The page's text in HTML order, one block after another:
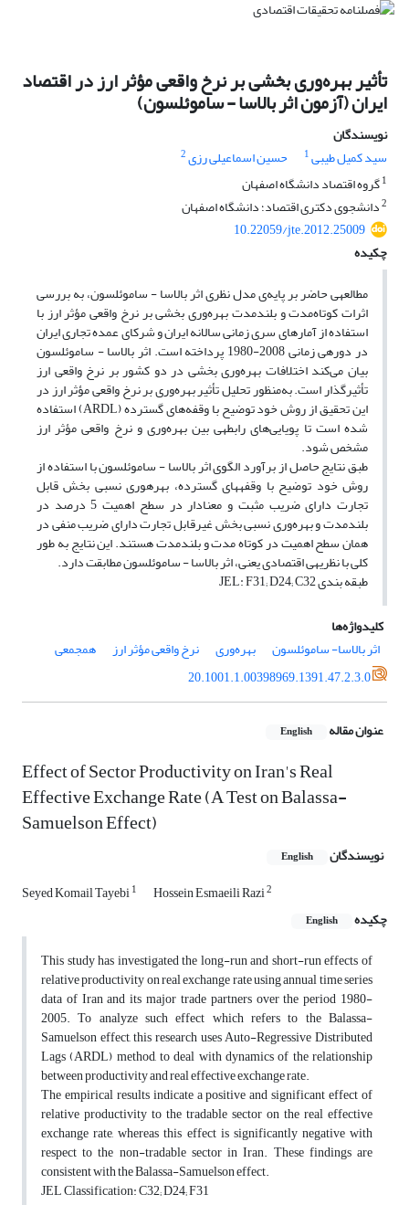
تأثیر بهره‌وری بخشی بر نرخ واقعی مؤثر ارز در اقتصاد
ایران (آزمون اثر بالاسا - ساموئلسون)
نویسندگان
سید کمیل طیبی1 حسین اسماعیلی رزی2
1گروه اقتصاد دانشگاه اصفهان
2دانشجوی دکتری اقتصاد؛ دانشگاه اصفهان
10.22059/jte.2012.25009
چکیده
مطالعه‎ی حاضر بر پایه‌ی مدل نظری اثر بالاسا - ساموئلسون، به بررسی
اثرات کوتاه‌مدت و بلندمدت بهره‌وری بخشی بر نرخ واقعی مؤثر ارز با
استفاده از آمارهای سری زمانی سالانه ایران و شرکای عمده تجاری ایران
در دوره‎ی زمانی 2008-1980 پرداخته است. اثر بالاسا - ساموئلسون
بیان می‌کند اختلافات بهره‌وری بخشی در دو کشور بر نرخ واقعی ارز
تأثیرگذار است. به‌منظور تحلیل تأثیر بهره‌وری بر نرخ واقعی مؤثر ارز در
این تحقیق از روش خود توضیح با وقفه‌های گسترده (ARDL) استفاده
شده است تا پویایی‌های رابطه‎ی بین بهره‌وری و نرخ واقعی مؤثر ارز
مشخص شود.
طبق نتایج حاصل از برآورد الگوی اثر بالاسا - ساموئلسون با استفاده از
روش خود توضیح با وقفه‎های گسترده، بهره‎وری نسبی بخش قابل
تجارت دارای ضریب مثبت و معنادار در سطح اهمیت 5 درصد در
بلندمدت و بهره‌وری نسبی بخش غیرقابل تجارت دارای ضریب منفی در
همان سطح اهمیت در کوتاه مدت و بلندمدت هستند. این نتایج به طور
کلی با نظریه‎ی اقتصادی یعنی، اثر بالاسا - ساموئلسون مطابقت دارد.
طبقه بندی JEL: F31; D24; C32
کلیدواژه‌ها
اثر بالاسا- ساموئلسون
بهره‌وری نرخ واقعی مؤثر ارز
هم‎جمعی
20.1001.1.00398969.1391.47.2.3.0
عنوان مقاله English
Effect of Sector Productivity on Iran's Real
Effective Exchange Rate (A Test on Balassa-
Samuelson Effect)
نویسندگان English
Seyed Komail Tayebi1 Hossein Esmaeili Razi2
چکیده English
This study has investigated the long-run and short-run effects of
relative productivity on real exchange rate using annual time series
data of Iran and its major trade partners over the period 1980-
2005. To analyze such effect which refers to the Balassa-
Samuelson effect, this research uses Auto-Regressive Distributed
Lags (ARDL) method, to deal with dynamics of the relationship
between productivity and real effective exchange rate.
The empirical results indicate a positive and significant effect of
relative productivity to the tradable sector on the real effective
exchange rate, whereas this effect is significantly negative with
respect to the non-tradable sector in Iran. These findings are
consistent with the Balassa-Samuelson effect.
JEL Classification: C32; D24; F31